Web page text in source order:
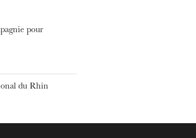
pour
du Rhin